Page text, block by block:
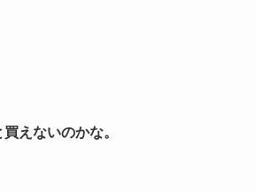
えないのかな。